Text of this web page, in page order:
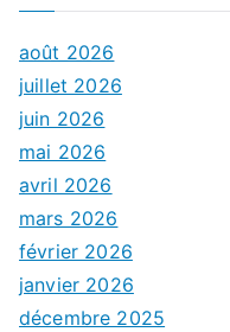
août 2026
juillet 2026
juin 2026
mai 2026
avril 2026
mars 2026
février 2026
janvier 2026
décembre 2025